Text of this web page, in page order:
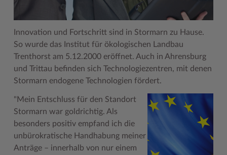
Innovation und Fortschritt sind in Stormarn zu Hause.
So wurde das Institut für ökologischen Landbau
Trenthorst am 5.12.2000 eröffnet. Auch in Ahrensburg
und Trittau befinden sich Technologiezentren, mit denen
Stormarn endogene Technologien fördert.
"Mein Entschluss für den Standort
Stormarn war goldrichtig. Als
besonders positiv empfand ich die
unbürokratische Handhabung meiner
Anträge – innerhalb von nur einem